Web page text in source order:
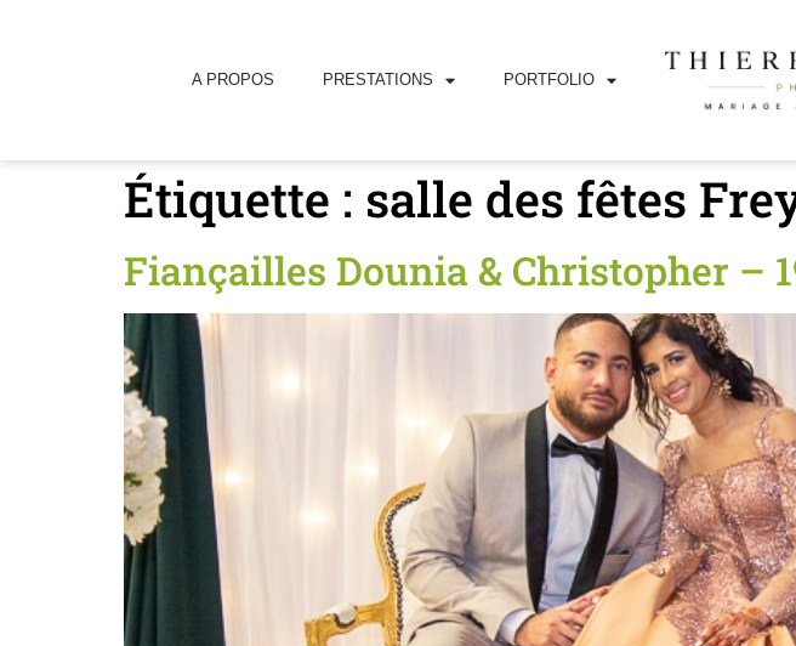
A PROPOS PRESTATIONS PORTFOLIO
Étiquette : salle des fêtes
Fiançailles Dounia & Christopher –